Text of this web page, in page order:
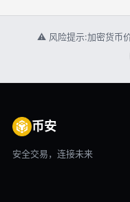
⚠ 风险提示:加密货币
币安
安全交易，连接未来